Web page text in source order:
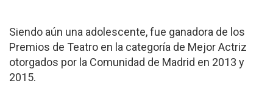
Siendo aún una adolescente, fue ganadora de los
Premios de Teatro en la categoría de Mejor Actriz
otorgados por la Comunidad de Madrid en 2013 y
2015.